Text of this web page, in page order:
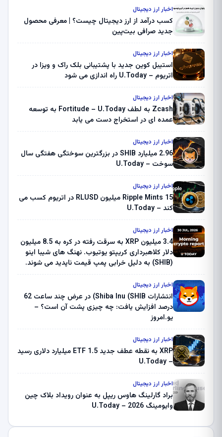
اخبار ارز دیجیتال
کسب درآمد از ارز دیجیتال چیست؟ | معرفی محصول
جدید صرافی بیت‌پین
اخبار ارز دیجیتال
استیبل کوین جدید با پشتیبانی بلک راک و ویزا در
اتریوم – U.Today راه اندازی می شود
اخبار ارز دیجیتال
Zcash به لطف Fortitude – U.Today به توسعه
عمده ای در استخراج دست می یابد
اخبار ارز دیجیتال
2.96 میلیارد SHIB در بزرگترین سوختگی هفتگی سال
سوخت – U.Today
اخبار ارز دیجیتال
Ripple Mints 15 میلیون RLUSD در اتریوم کسب می
کند – U.Today
اخبار ارز دیجیتال
3.4 میلیون XRP به سرقت رفته در کره به 8.5 میلیون
دلار کلاهبرداری کریپتو یوتیوب. نهنگ های شیبا اینو
(SHIB) به دلیل خرابی پمپ قیمت ناپدید می شوند.
ثبت کرد – گزارش کریپتو صبح – U.Today
اخبار ارز دیجیتال
انتشارات Shiba Inu (SHIB) در عرض چند ساعت 62
درصد افزایش یافت: چه چیزی پشت آن است؟ –
یو.امروز
اخبار ارز دیجیتال
XRP به نقطه عطف جدید ETF 1.5 میلیارد دلاری رسید
– U.Today
اخبار ارز دیجیتال
براد گارلینگ هاوس ریپل به عنوان رویداد بلاک چین
وایومینگ 2026 – U.Today